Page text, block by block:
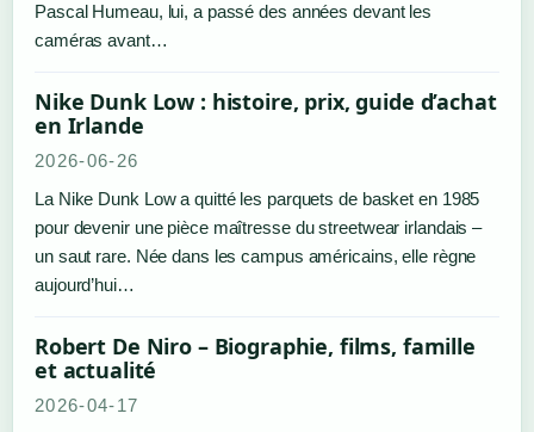
Pascal Humeau, lui, a passé des années devant les
caméras avant…
Nike Dunk Low : histoire, prix, guide d’achat
en Irlande
2026-06-26
La Nike Dunk Low a quitté les parquets de basket en 1985
pour devenir une pièce maîtresse du streetwear irlandais –
un saut rare. Née dans les campus américains, elle règne
aujourd’hui…
Robert De Niro – Biographie, films, famille
et actualité
2026-04-17